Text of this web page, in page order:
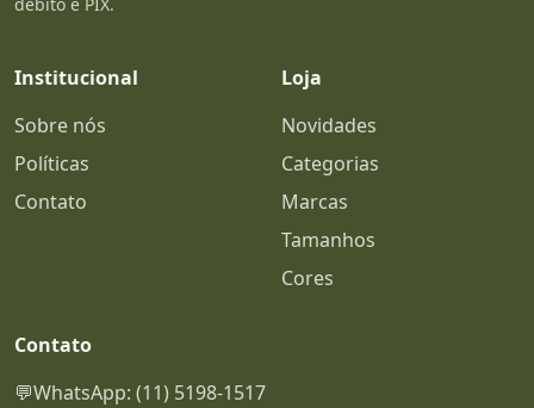
débito e PIX.
Institucional
Sobre nós
Políticas
Contato
Loja
Novidades
Categorias
Marcas
Tamanhos
Cores
Contato
💬WhatsApp: (11) 5198-1517